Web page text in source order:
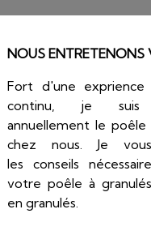
NOUS ENTRETENONS
Fort d'une exprience
continu, je
annuellement lepoêle
chez nous
Je
lesconseils
votre poêle à granulés
en granulés